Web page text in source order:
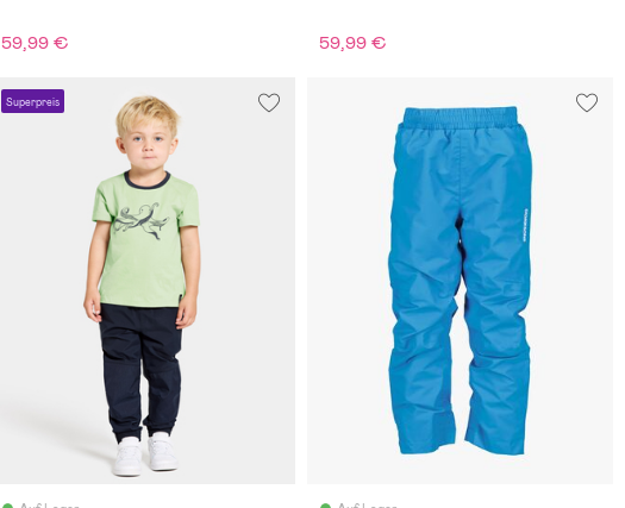
59,99 € 59,99 €
Superpreis